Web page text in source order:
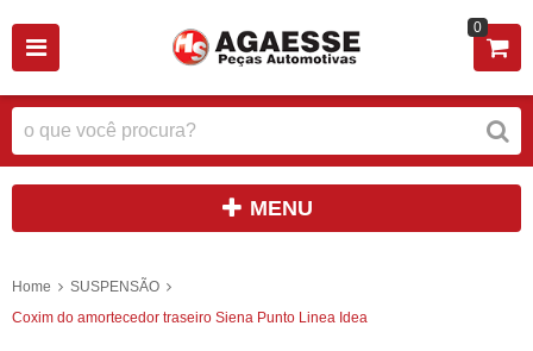
0
MENU
Home
SUSPENSÃO
Coxim do amortecedor traseiro Siena Punto Linea Idea